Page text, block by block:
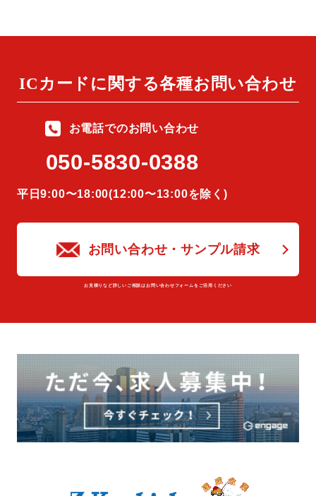
ICカードに関する各種お問い合わせ
お電話でのお問い合わせ
050-5830-0388
平⽇9:00〜18:00(12:00〜13:00を除く)
お問い合わせ・サンプル請求
お⾒積りなど詳しいご相談はお問い合わせフォームをご活⽤ください